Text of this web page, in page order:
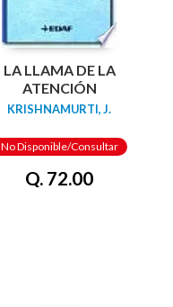
LA LLAMA DE LA
ATENCIÓN
KRISHNAMURTI, J.
No Disponible/Consultar
Q. 72.00